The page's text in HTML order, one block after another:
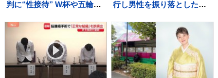
判に“性接待” W杯や五輪の
で10人余に対し JNN報告書
行し男性を振り落とした疑
県職員（48）を逮捕